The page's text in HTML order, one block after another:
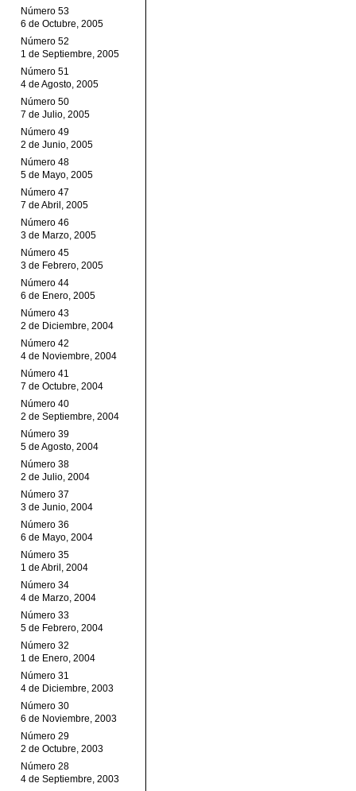
Número 53
6 de Octubre, 2005
Número 52
1 de Septiembre, 2005
Número 51
4 de Agosto, 2005
Número 50
7 de Julio, 2005
Número 49
2 de Junio, 2005
Número 48
5 de Mayo, 2005
Número 47
7 de Abril, 2005
Número 46
3 de Marzo, 2005
Número 45
3 de Febrero, 2005
Número 44
6 de Enero, 2005
Número 43
2 de Diciembre, 2004
Número 42
4 de Noviembre, 2004
Número 41
7 de Octubre, 2004
Número 40
2 de Septiembre, 2004
Número 39
5 de Agosto, 2004
Número 38
2 de Julio, 2004
Número 37
3 de Junio, 2004
Número 36
6 de Mayo, 2004
Número 35
1 de Abril, 2004
Número 34
4 de Marzo, 2004
Número 33
5 de Febrero, 2004
Número 32
1 de Enero, 2004
Número 31
4 de Diciembre, 2003
Número 30
6 de Noviembre, 2003
Número 29
2 de Octubre, 2003
Número 28
4 de Septiembre, 2003